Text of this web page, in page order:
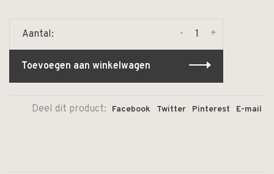
Aantal: +
-
Toevoegen aan winkelwagen
Deel dit product: Facebook Twitter Pinterest E-mail